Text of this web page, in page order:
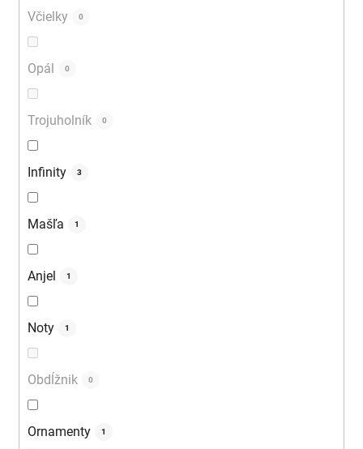
Včielky 0
Opál 0
Trojuholník 0
Infinity 3
Mašľa 1
Anjel 1
Noty 1
Obdĺžnik 0
Ornamenty 1